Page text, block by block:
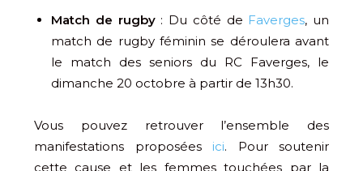
Match de rugby: Du côté de Faverges, un
match de rugby féminin se déroulera avant
le match des seniors du RC Faverges, le
dimanche 20 octobre à partir de 13h30.
Vous pouvez retrouver l’ensemble des
manifestations proposées ici. Pour soutenir
cette cause et les femmes touchées par la